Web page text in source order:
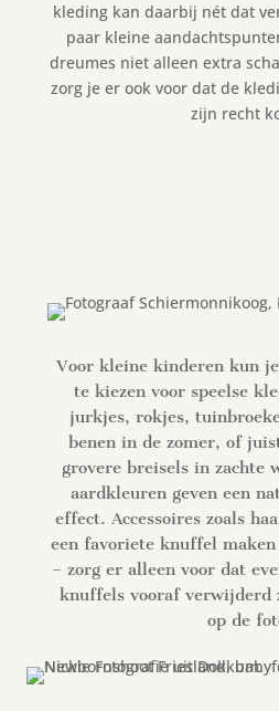
kleding kan daarbij nét dat
paar kleine
dreumes niet alleen extra
zorg je er ook voor dat de
zijn recht
Voor kleine kinderen kun
te kiezen voor speelse
jurkjes, rokjes,
benen in de zomer, of
grovere breisels in
aardkleuren geven een
effect. Accessoires zoals
een favoriete knuffel
– zorg er alleen voor dat
knuffels vooraf verwijderd
op de